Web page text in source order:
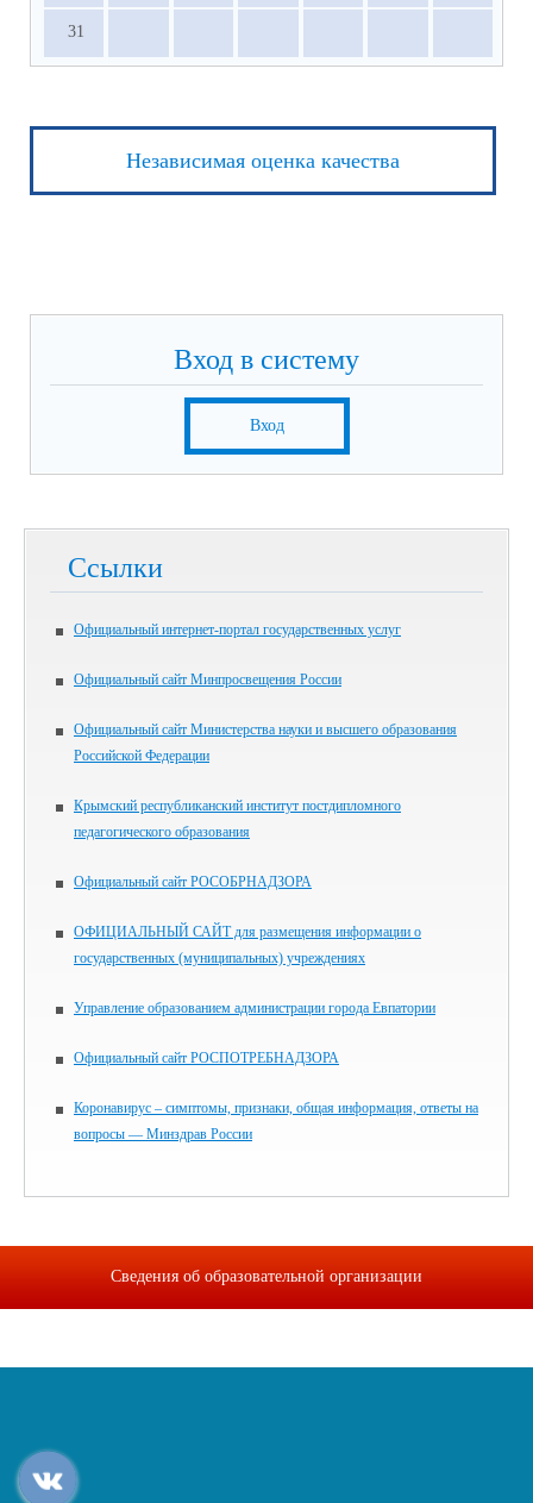
31
Независимая оценка качества
Вход в систему
Вход
Ссылки
Официальный интернет-портал государственных услуг
Официальный сайт Минпросвещения России
Официальный сайт Министерства науки и высшего образования
Российской Федерации
Крымский республиканский институт постдипломного
педагогического образования
Официальный сайт РОСОБРНАДЗОРА
ОФИЦИАЛЬНЫЙ САЙТ для размещения информации о
государственных (муниципальных) учреждениях
Управление образованием администрации города Евпатории
Официальный сайт РОСПОТРЕБНАДЗОРА
Коронавирус – симптомы, признаки, общая информация, ответы на
вопросы — Минздрав России
Сведения об образовательной организации